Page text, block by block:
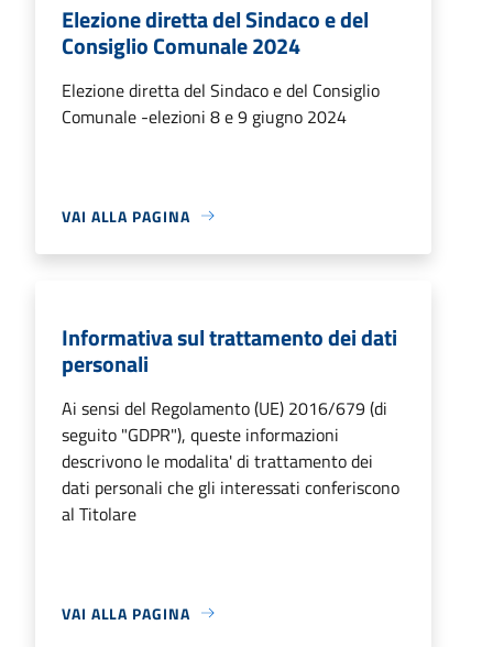
Elezione diretta del Sindaco e del
Consiglio Comunale 2024
Elezione diretta del Sindaco e del Consiglio
Comunale -elezioni 8 e 9 giugno 2024
VAI ALLA PAGINA
Informativa sul trattamento dei dati
personali
Ai sensi del Regolamento (UE) 2016/679 (di
seguito "GDPR"), queste informazioni
descrivono le modalita' di trattamento dei
dati personali che gli interessati conferiscono
al Titolare
VAI ALLA PAGINA